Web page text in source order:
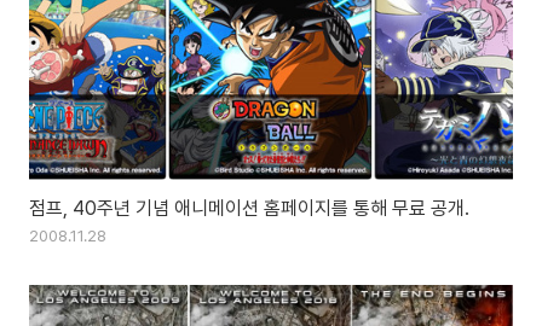
점프, 40주년 기념 애니메이션 홈페이지를 통해 무료 공개.
2008.11.28